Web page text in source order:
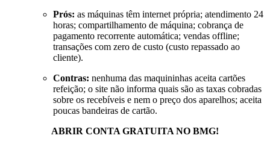
Prós: as máquinas têm internet própria; atendimento 24
horas; compartilhamento de máquina; cobrança de
pagamento recorrente automática; vendas offline;
transações com zero de custo (custo repassado ao
cliente).
Contras: nenhuma das maquininhas aceita cartões
refeição; o site não informa quais são as taxas cobradas
sobre os recebíveis e nem o preço dos aparelhos; aceita
poucas bandeiras de cartão.
ABRIR CONTA GRATUITA NO BMG!